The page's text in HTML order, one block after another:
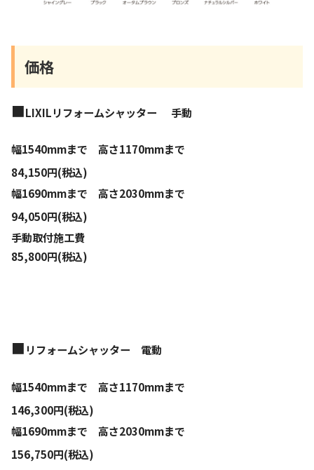
価格
■LIXILリフォームシャッター 手動
幅1540mmまで 高さ1170mmまで
84,150円(税込)
幅1690mmまで 高さ2030mmまで
94,050円(税込)
手動取付施工費
85,800円(税込)
■ リフォームシャッター 電動
幅1540mmまで 高さ1170mmまで
146,300円(税込)
幅1690mmまで 高さ2030mmまで
156,750円(税込)